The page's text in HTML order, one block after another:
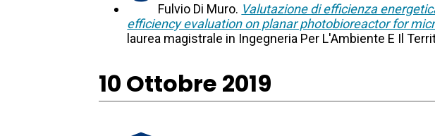
Fulvio Di Muro. Valutazione di efficienza
efficiency evaluation on planar photobioreactor for
laurea magistrale in Ingegneria Per L'Ambiente E Il
10 Ottobre 2019